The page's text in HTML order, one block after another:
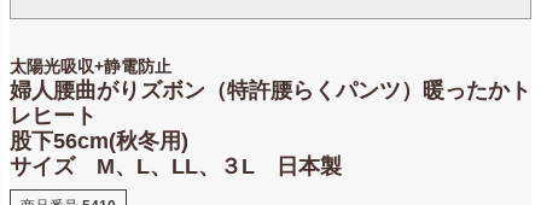
太陽光吸収+静電防止
婦人腰曲がりズボン（特許腰らくパンツ）暖ったかト
レヒート
股下56cm(秋冬用)
サイズ M、L、LL、３L 日本製